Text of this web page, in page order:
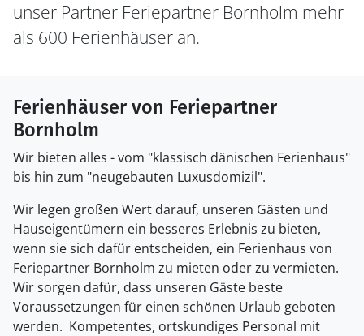
unser Partner Feriepartner Bornholm mehr
als 600 Ferienhäuser an.
Ferienhäuser von Feriepartner
Bornholm
Wir bieten alles - vom "klassisch dänischen Ferienhaus"
bis hin zum "neugebauten Luxusdomizil".
Wir legen großen Wert darauf, unseren Gästen und
Hauseigentümern ein besseres Erlebnis zu bieten,
wenn sie sich dafür entscheiden, ein Ferienhaus von
Feriepartner Bornholm zu mieten oder zu vermieten.
Wir sorgen dafür, dass unseren Gäste beste
Voraussetzungen für einen schönen Urlaub geboten
werden. Kompetentes, ortskundiges Personal mit